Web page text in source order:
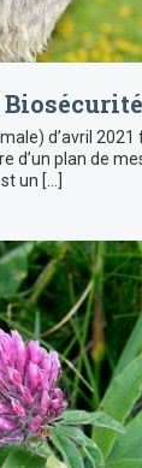
d’avril
d’un plan de
un […]